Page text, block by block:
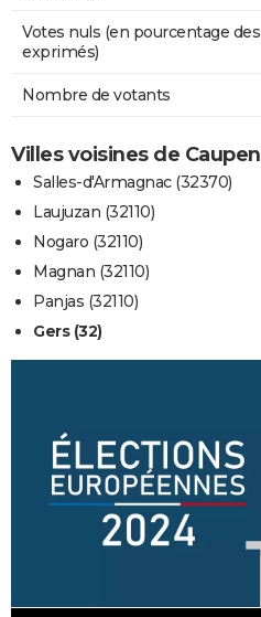
Votes nuls (en pourcentage
exprimés)
Nombre de votants
Villes voisines de
Salles-d'Armagnac (32370)
Laujuzan (32110)
Nogaro (32110)
Magnan (32110)
Panjas (32110)
Gers (32)